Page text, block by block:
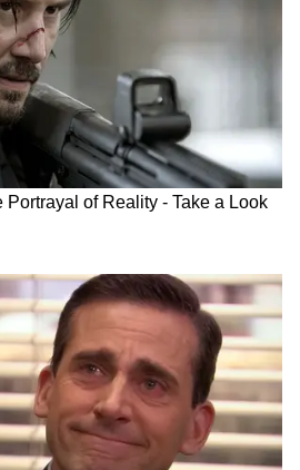
On E20: Nitin
से बड़ी राहत,
आदेश
छात्र, बजी तालियां